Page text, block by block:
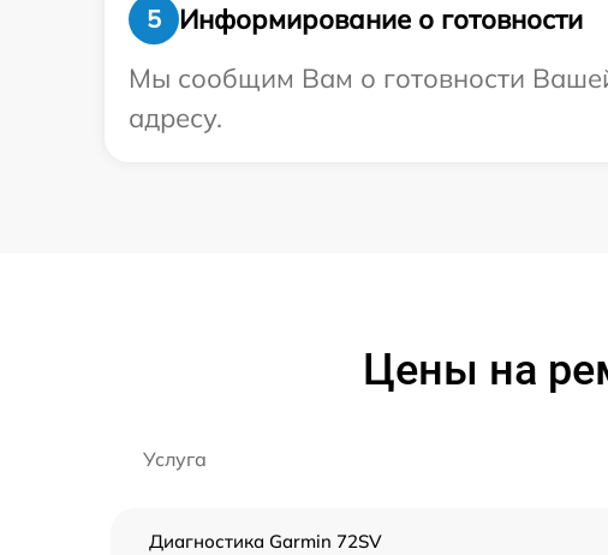
5
Информирование о готовности
Мы сообщим Вам о готовности
адресу.
Цены на
Услуга
Диагностика Garmin 72SV